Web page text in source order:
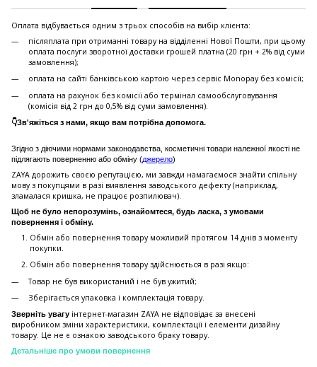
Оплата відбувається одним з трьох способів на вибір клієнта:
післяплата при отриманні товару на відділенні Нової Пошти, при цьому
оплата послуги зворотної доставки грошей платна (20 грн + 2% від суми
замовлення);
оплата на сайті банківською картою через сервіс Monopay без комісії;
оплата на рахунок без комісії або термінал самообслуговування
(комісія від 2 грн до 0,5% від суми замовлення).
👇Зв'яжіться з нами, якщо вам потрібна допомога.
Згідно з діючими нормами законодавства, косметичні товари належної якості не
підлягають поверненню або обміну (джерело)
ZAYA дорожить своєю репутацією, ми завжди намагаємося знайти спільну
мову з покупцями в разі виявлення заводського дефекту (наприклад,
зламалася кришка, не працює розпилювач).
Щоб не було непорозумінь, ознайомтеся, будь ласка, з умовами
повернення і обміну.
Обмін або повернення товару можливий протягом 14 днів з моменту
покупки.
Обмiн або повернення товару здійснюється в разі якщо:
Товар не був використаний і не був ужитий;
Зберiгається упаковка і комплектація товару.
Зверніть увагу інтернет-магазин ZAYA не відповідає за внесені
виробником зміни характеристики, комплектації і елементи дизайну
товару. Це не є ознакою заводського браку товару.
Детальніше про умови повернення